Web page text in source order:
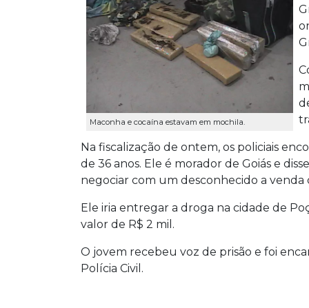
Maconha e cocaína estavam em mochila.
Na fiscalização de ontem, os policiais
de 36 anos. Ele é morador de Goiás e
negociar com um desconhecido a venda
Ele iria entregar a droga na cidade de
valor de R$ 2 mil.
O jovem recebeu voz de prisão e foi
Polícia Civil.